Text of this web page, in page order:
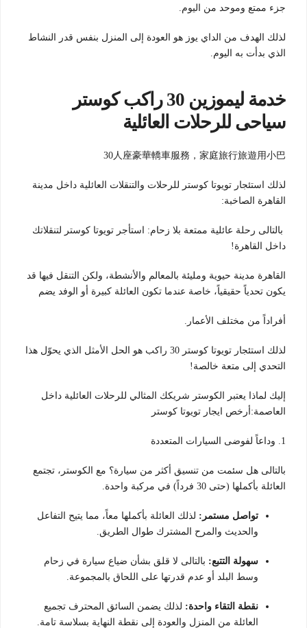
جزء ممتع وموحد من اليوم.
لذلك الهدف من الداي يوز هو العودة إلى المنزل بنفس قدر النشاط
الذي بدأت به اليوم.
خدمة ليموزين 30 راكب كوستر
سياحى للرحلات العائلية
30人座豪華轎車服務，家庭旅行旅遊用小巴
لذلك استئجار تويوتا كوستر للرحلات والتنقلات العائلية داخل مدينة
القاهرة الصاخبة:
بالتالى رحلة عائلية ممتعة بلا زحام: استأجر تويوتا كوستر لتنقلاتك
داخل القاهرة!
القاهرة مدينة حيوية ومليئة بالمعالم والأنشطة، ولكن التنقل فيها قد
يكون تحدياً حقيقياً، خاصة عندما تكون العائلة كبيرة أو الوفد يضم
أفراداً من مختلف الأعمار.
لذلك استئجار تويوتا كوستر 30 راكب هو الحل الأمثل الذي يحوّل هذا
التحدي إلى متعة خالصة!
إليك لماذا يعتبر الكوستر شريكك المثالي للرحلات العائلية داخل
العاصمة:أرخص ايجار تويوتا كوستر
1. وداعاً لفوضى السيارات المتعددة
بالتالى هل سئمت من تنسيق أكثر من سيارة؟ مع الكوستر، تجتمع
العائلة بأكملها (حتى 30 فرداً) في مركبة واحدة.
تواصل مستمر: لذلك العائلة بأكملها معاً، مما يتيح التفاعل
والحديث والمرح المشترك طوال الطريق.
سهولة التتبع: بالتالى لا قلق بشأن ضياع سيارة في زحام
وسط البلد أو عدم قدرتها على اللحاق بالمجموعة.
نقطة التقاء واحدة: لذلك يضمن السائق المحترف تجميع
العائلة من المنزل والعودة إلى نقطة النهاية بسلاسة تامة.